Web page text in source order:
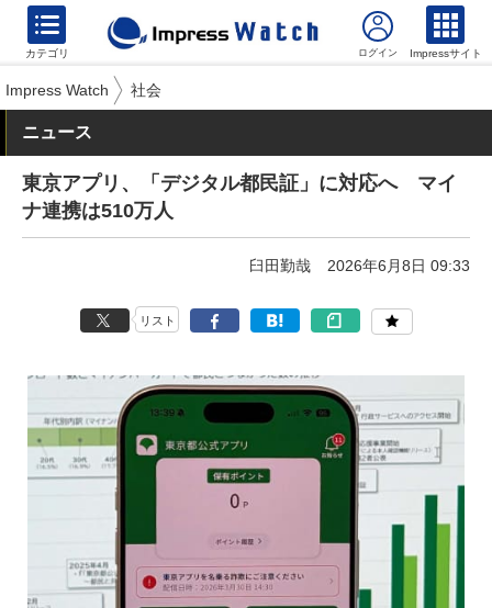
カテゴリ Impressサイト
Impress Watch 社会
ニュース
東京アプリ、「デジタル都民証」に対応へ マイ
ナ連携は510万人
臼田勤哉 2026年6月8日 09:33
リスト